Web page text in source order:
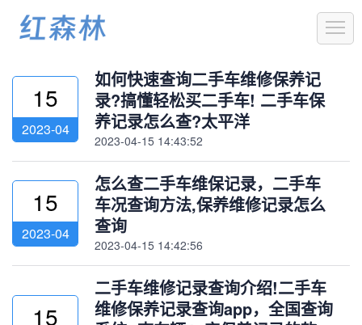
15
2023-04
如何快速查询二手车维修保养记
录?搞懂轻松买二手车! 二手车保
养记录怎么查?太平洋
2023-04-15 14:43:52
15
2023-04
怎么查二手车维保记录，二手车
车况查询方法,保养维修记录怎么
查询
2023-04-15 14:42:56
15
二手车维修记录查询介绍!二手车
维修保养记录查询app，全国查询